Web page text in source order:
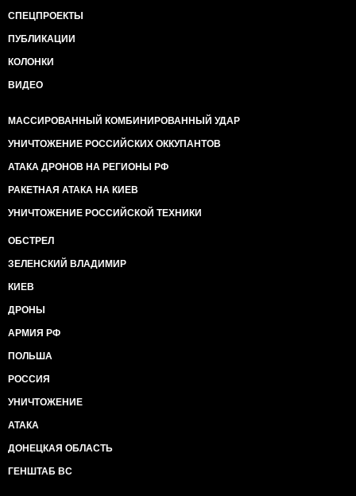
СПЕЦПРОЕКТЫ
ПУБЛИКАЦИИ
КОЛОНКИ
ВИДЕО
МАССИРОВАННЫЙ КОМБИНИРОВАННЫЙ УДАР
УНИЧТОЖЕНИЕ РОССИЙСКИХ ОККУПАНТОВ
АТАКА ДРОНОВ НА РЕГИОНЫ РФ
РАКЕТНАЯ АТАКА НА КИЕВ
УНИЧТОЖЕНИЕ РОССИЙСКОЙ ТЕХНИКИ
ОБСТРЕЛ
ЗЕЛЕНСКИЙ ВЛАДИМИР
КИЕВ
ДРОНЫ
АРМИЯ РФ
ПОЛЬША
РОССИЯ
УНИЧТОЖЕНИЕ
АТАКА
ДОНЕЦКАЯ ОБЛАСТЬ
ГЕНШТАБ ВС